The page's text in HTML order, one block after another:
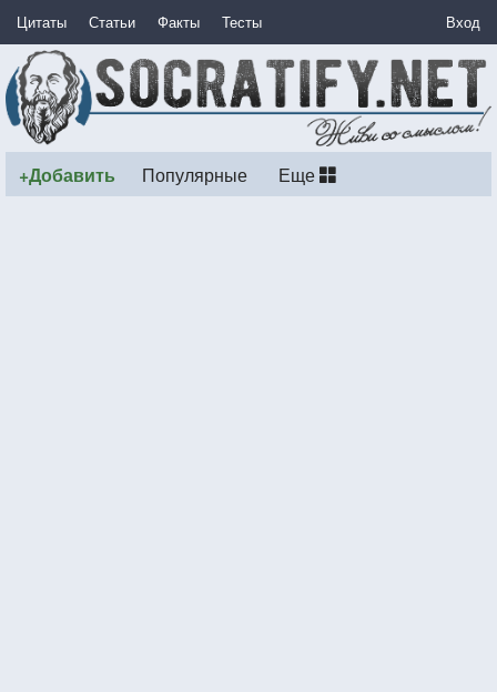
Цитаты Статьи Факты Тесты Вход
+Добавить Популярные Еще